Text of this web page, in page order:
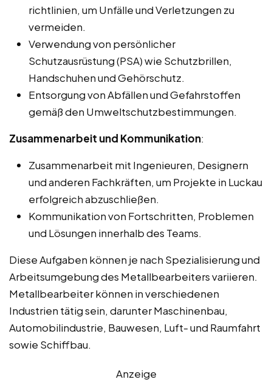
richtlinien, um Unfälle und Verletzungen zu
vermeiden.
Verwendung von persönlicher
Schutzausrüstung (PSA) wie Schutzbrillen,
Handschuhen und Gehörschutz.
Entsorgung von Abfällen und Gefahrstoffen
gemäß den Umweltschutzbestimmungen.
Zusammenarbeit und Kommunikation:
Zusammenarbeit mit Ingenieuren, Designern
und anderen Fachkräften, um Projekte in Luckau
erfolgreich abzuschließen.
Kommunikation von Fortschritten, Problemen
und Lösungen innerhalb des Teams.
Diese Aufgaben können je nach Spezialisierung und
Arbeitsumgebung des Metallbearbeiters variieren.
Metallbearbeiter können in verschiedenen
Industrien tätig sein, darunter Maschinenbau,
Automobilindustrie, Bauwesen, Luft- und Raumfahrt
sowie Schiffbau.
Anzeige